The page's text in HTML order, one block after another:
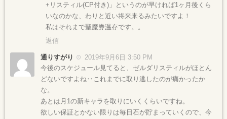
+リスティル(CP付き)」というのが早ければ1ヶ月後くら
いなのかな、わりと近い将来来るみたいですよ！
私はそれまで聖魔券温存です。。
返信
通りすがり
2019年9月6日 3:50 PM
今後のスケジュール見てると、ゼルダリスティルがほとん
どないですよね‥これまでに取り逃したのが痛かったか
な。
あとは月1の新キャラを取りにいくくらいですね。
欲しい保証とかない限りは毎日石が貯まっていくので、今